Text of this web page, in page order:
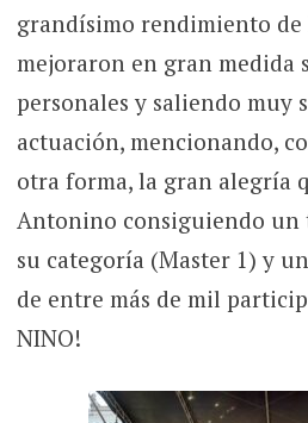
grandísimo rendimiento de
mejoraron en gran medida
personales y saliendo muy
actuación, mencionando,
otra forma, la gran alegría
Antonino consiguiendo un
su categoría (Master 1) y
de entre más de mil
NINO!